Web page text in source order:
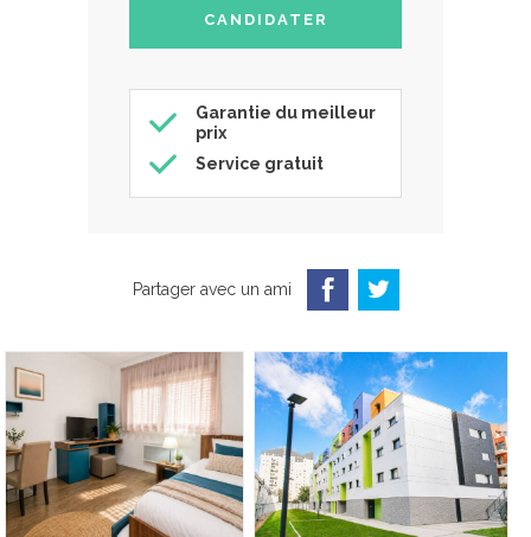
Garantie du meilleur
prix
Service gratuit
Partager avec un ami